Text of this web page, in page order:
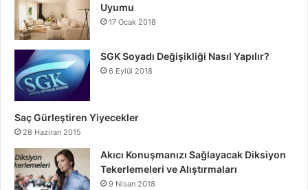
Uyumu
17 Ocak 2018
SGK Soyadı Değişikliği Nasıl Yapılır?
6 Eylül 2018
Saç Gürleştiren Yiyecekler
28 Haziran 2015
Akıcı Konuşmanızı Sağlayacak Diksiyon
Tekerlemeleri ve Alıştırmaları
9 Nisan 2018